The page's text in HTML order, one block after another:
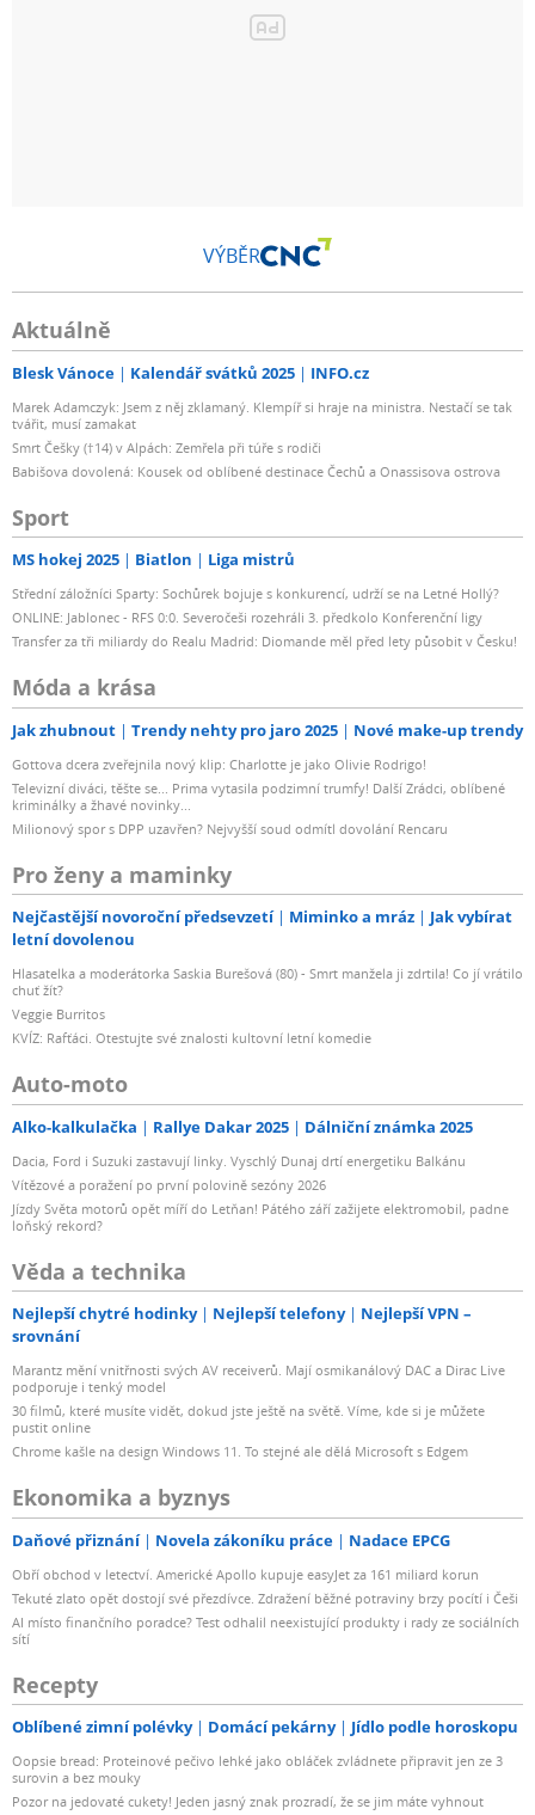
VÝBĚR
Aktuálně
Blesk Vánoce Kalendář svátků 2025 INFO.cz
Marek Adamczyk: Jsem z něj zklamaný. Klempíř si hraje na ministra. Nestačí se tak
tvářit, musí zamakat
Smrt Češky (†14) v Alpách: Zemřela při túře s rodiči
Babišova dovolená: Kousek od oblíbené destinace Čechů a Onassisova ostrova
Sport
MS hokej 2025 Biatlon Liga mistrů
Střední záložníci Sparty: Sochůrek bojuje s konkurencí, udrží se na Letné Hollý?
ONLINE: Jablonec - RFS 0:0. Severočeši rozehráli 3. předkolo Konferenční ligy
Transfer za tři miliardy do Realu Madrid: Diomande měl před lety působit v Česku!
Móda a krása
Jak zhubnout Trendy nehty pro jaro 2025 Nové make-up trendy
Gottova dcera zveřejnila nový klip: Charlotte je jako Olivie Rodrigo!
Televizní diváci, těšte se... Prima vytasila podzimní trumfy! Další Zrádci, oblíbené
kriminálky a žhavé novinky...
Milionový spor s DPP uzavřen? Nejvyšší soud odmítl dovolání Rencaru
Pro ženy a maminky
Nejčastější novoroční předsevzetí Miminko a mráz
Jak vybírat
letní dovolenou
Hlasatelka a moderátorka Saskia Burešová (80) - Smrt manžela ji zdrtila! Co jí vrátilo
chuť žít?
Veggie Burritos
KVÍZ: Rafťáci. Otestujte své znalosti kultovní letní komedie
Auto-moto
Alko-kalkulačka Rallye Dakar 2025 Dálniční známka 2025
Dacia, Ford i Suzuki zastavují linky. Vyschlý Dunaj drtí energetiku Balkánu
Vítězové a poražení po první polovině sezóny 2026
Jízdy Světa motorů opět míří do Letňan! Pátého září zažijete elektromobil, padne
loňský rekord?
Věda a technika
Nejlepší chytré hodinky Nejlepší telefony
Nejlepší VPN –
srovnání
Marantz mění vnitřnosti svých AV receiverů. Mají osmikanálový DAC a Dirac Live
podporuje i tenký model
30 filmů, které musíte vidět, dokud jste ještě na světě. Víme, kde si je můžete
pustit online
Chrome kašle na design Windows 11. To stejné ale dělá Microsoft s Edgem
Ekonomika a byznys
Daňové přiznání Novela zákoníku práce Nadace EPCG
Obří obchod v letectví. Americké Apollo kupuje easyJet za 161 miliard korun
Tekuté zlato opět dostojí své přezdívce. Zdražení běžné potraviny brzy pocítí i Češi
AI místo finančního poradce? Test odhalil neexistující produkty i rady ze sociálních
sítí
Recepty
Oblíbené zimní polévky Domácí pekárny Jídlo podle horoskopu
Oopsie bread: Proteinové pečivo lehké jako obláček zvládnete připravit jen ze 3
surovin a bez mouky
Pozor na jedovaté cukety! Jeden jasný znak prozradí, že se jim máte vyhnout